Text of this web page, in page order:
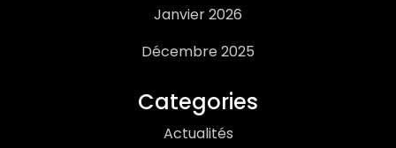
Janvier 2026
Décembre 2025
Categories
Actualités